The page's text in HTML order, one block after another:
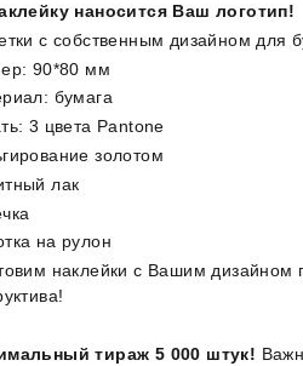
наносится Ваш логотип!
с собственным дизайном для
90*80 мм
бумага
3 цвета Pantone
золотом
лак
на рулон
наклейки с Вашим дизайном
тираж 5 000 штук!